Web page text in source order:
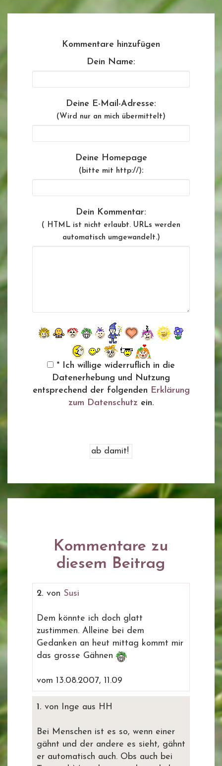
Kommentare hinzufügen
Dein Name:
Deine E-Mail-Adresse:
(Wird nur an mich übermittelt)
Deine Homepage
(bitte mit http://):
Dein Kommentar:
( HTML ist nicht erlaubt. URLs werden
automatisch umgewandelt.)
* Ich willige widerruflich in die
Datenerhebung und Nutzung
entsprechend der folgenden Erklärung
zum Datenschutz ein.
Kommentare zu
diesem Beitrag
2. von Susi
Dem könnte ich doch glatt
zustimmen. Alleine bei dem
Gedanken an heut mittag kommt mir
das grosse Gähnen
vom 13.08.2007, 11.09
1. von Inge aus HH
Bei Menschen ist es so, wenn einer
gähnt und der andere es sieht, gähnt
er automatisch auch. Obs auch bei